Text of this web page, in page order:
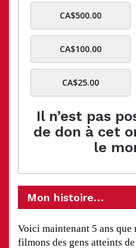
CA$500.00
CA$100.00
CA$25.00
Il n’est pas
de don à cet
le
Mon histoire…
Voici maintenant 5 ans
filmons des gens atteints